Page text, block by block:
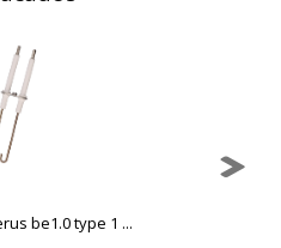
be1.0 type 1 ...